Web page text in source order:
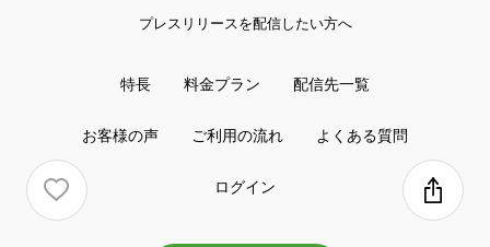
プレスリリースを配信したい方へ
特長 料金プラン 配信先一覧
お客様の声 ご利用の流れ よくある質問
ログイン